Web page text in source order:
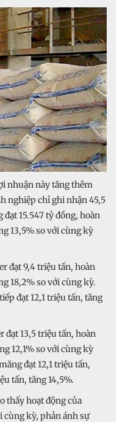
nhuận này tăng thêm
nghiệp chỉ ghi nhận 45,5
15.547 tỷ đồng, hoàn
13,5% so với cùng kỳ
đạt 9,4 triệu tấn, hoàn
18,2% so với cùng kỳ.
đạt 12,1 triệu tấn, tăng
13,5 triệu tấn, hoàn
12,1% so với cùng kỳ
đạt 12,1 triệu tấn,
tấn, tăng 14,5%.
thấy hoạt động của
cùng kỳ, phản ánh sự